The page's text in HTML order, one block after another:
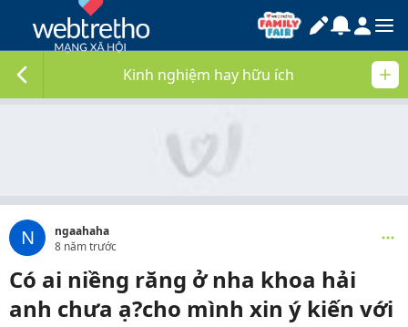
Kinh nghiệm hay hữu ích
N
ngaahaha
8 năm trước
Có ai niềng răng ở nha khoa hải
anh chưa ạ?cho mình xin ý kiến với